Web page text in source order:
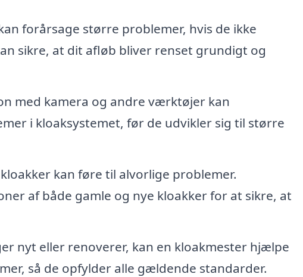
forårsage større problemer, hvis de ikke
sikre, at dit afløb bliver renset grundigt og
med kamera og andre værktøjer kan
i kloaksystemet, før de udvikler sig til større
kan føre til alvorlige problemer.
af både gamle og nye kloakker for at sikre, at
nyt eller renoverer, kan en kloakmester hjælpe
så de opfylder alle gældende standarder.